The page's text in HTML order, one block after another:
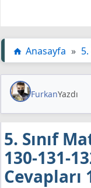
Anasayfa »
FurkanYazdı
5. Sınıf
130-131-
Cevapları